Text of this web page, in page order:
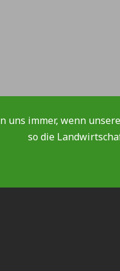
uns immer, wenn
so die